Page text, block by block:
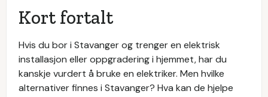
Kort fortalt
Hvis du bor i Stavanger og trenger en elektrisk
installasjon eller oppgradering i hjemmet, har du
kanskje vurdert å bruke en elektriker. Men hvilke
alternativer finnes i Stavanger? Hva kan de hjelpe